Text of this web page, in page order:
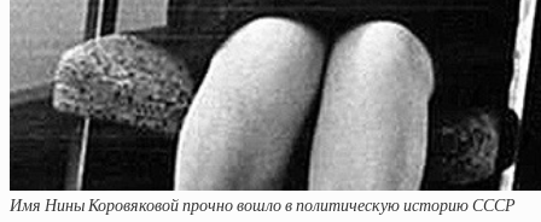
Имя Нины Коровяковой прочно вошло в политическую историю СССР